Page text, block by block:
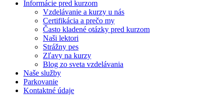
Informácie pred kurzom
Vzdelávanie a kurzy u nás
Certifikácia a prečo my
Často kladené otázky pred kurzom
Naši lektori
Strážny pes
Zľavy na kurzy
Blog zo sveta vzdelávania
Naše služby
Parkovanie
Kontaktné údaje